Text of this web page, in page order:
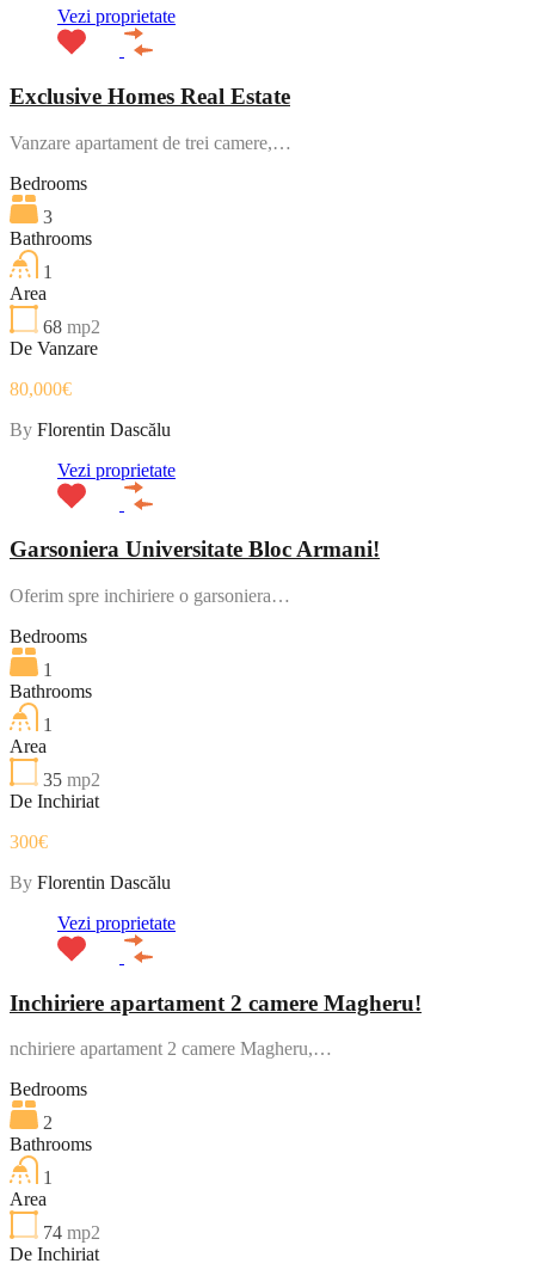
Vezi proprietate
Exclusive Homes Real Estate
Vanzare apartament de trei camere,…
Bedrooms
3
Bathrooms
1
Area
68 mp2
De Vanzare
80,000€
By Florentin Dascălu
Vezi proprietate
Garsoniera Universitate Bloc Armani!
Oferim spre inchiriere o garsoniera…
Bedrooms
1
Bathrooms
1
Area
35 mp2
De Inchiriat
300€
By Florentin Dascălu
Vezi proprietate
Inchiriere apartament 2 camere Magheru!
nchiriere apartament 2 camere Magheru,…
Bedrooms
2
Bathrooms
1
Area
74 mp2
De Inchiriat